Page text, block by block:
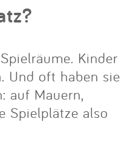
Kinder
Und oft haben sie
auf Mauern,
Spielplätze also